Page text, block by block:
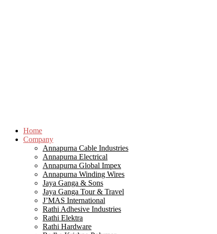
Home
Company
Annapurna Cable Industries
Annapurna Electrical
Annapurna Global Impex
Annapurna Winding Wires
Jaya Ganga & Sons
Jaya Ganga Tour & Travel
J’MAS International
Rathi Adhesive Industries
Rathi Elektra
Rathi Hardware